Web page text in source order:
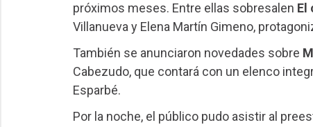
próximos meses. Entre ellas sobresalen El
Villanueva y Elena Martín Gimeno,
También se anunciaron novedades sobre
Cabezudo, que contará con un elenco
Esparbé.
Por la noche, el público pudo asistir al